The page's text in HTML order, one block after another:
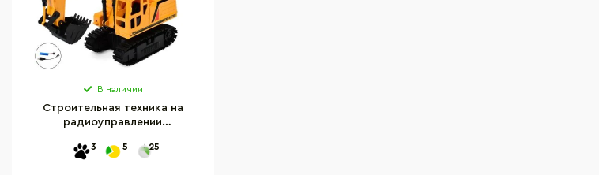
В наличии
Строительная техника на
радиоуправлении
3 5 25